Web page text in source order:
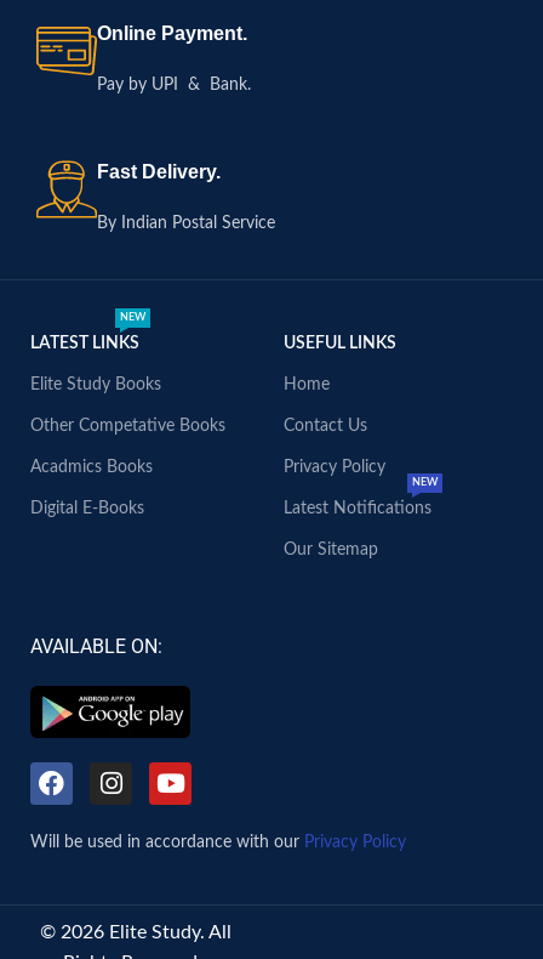
Online Payment.
Pay by UPI & Bank.
Fast Delivery.
By Indian Postal Service
LATEST LINKS
NEW
Elite Study Books
Other Competative Books
Acadmics Books
Digital E-Books
USEFUL LINKS
Home
Contact Us
Privacy Policy
Latest Notifications
NEW
Our Sitemap
AVAILABLE ON:
Will be used in accordance with our Privacy Policy
© 2026 Elite Study. All